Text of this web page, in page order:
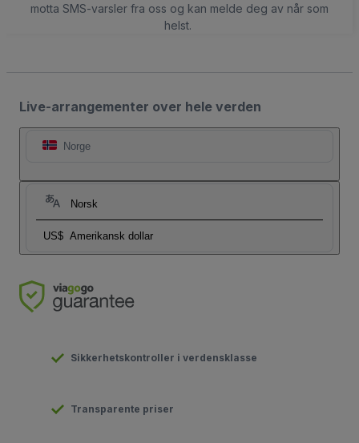
motta SMS-varsler fra oss og kan melde deg av når som
helst.
Live-arrangementer over hele verden
Norge
Norsk
US$ Amerikansk dollar
Sikkerhetskontroller i verdensklasse
Transparente priser